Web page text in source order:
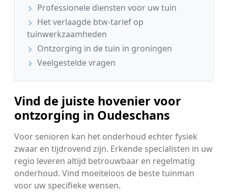
Professionele diensten voor uw tuin
Het verlaagde btw-tarief op
tuinwerkzaamheden
Ontzorging in de tuin in groningen
Veelgestelde vragen
Vind de juiste hovenier voor
ontzorging in Oudeschans
Voor senioren kan het onderhoud echter fysiek
zwaar en tijdrovend zijn. Erkende specialisten in uw
regio leveren altijd betrouwbaar en regelmatig
onderhoud. Vind moeiteloos de beste tuinman
voor uw specifieke wensen.